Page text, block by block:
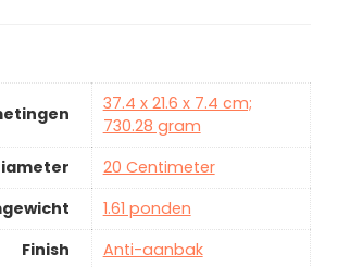
37.4 x 21.6 x 7.4 cm;
730.28 gram
20 Centimeter
1.61 ponden
Finish
Anti-aanbak